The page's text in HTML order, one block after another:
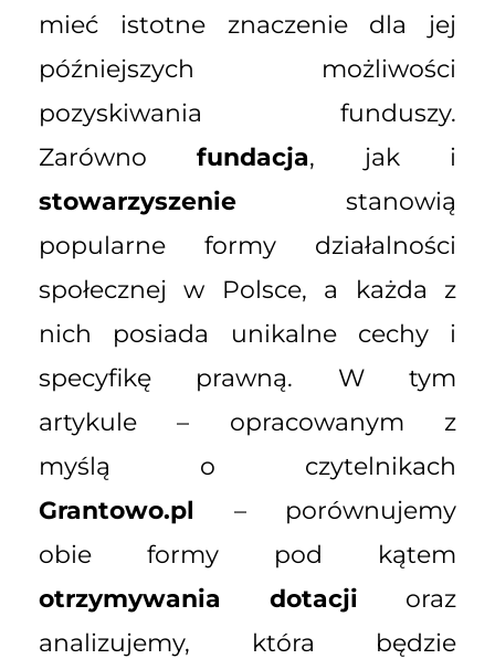
mieć istotne znaczenie dla jej
późniejszych możliwości
pozyskiwania funduszy.
Zarówno fundacja, jak i
stowarzyszenie stanowią
popularne formy działalności
społecznej w Polsce, a każda z
nich posiada unikalne cechy i
specyfikę prawną. W tym
artykule – opracowanym z
myślą o czytelnikach
Grantowo.pl – porównujemy
obie formy pod kątem
otrzymywania dotacji oraz
analizujemy, która będzie